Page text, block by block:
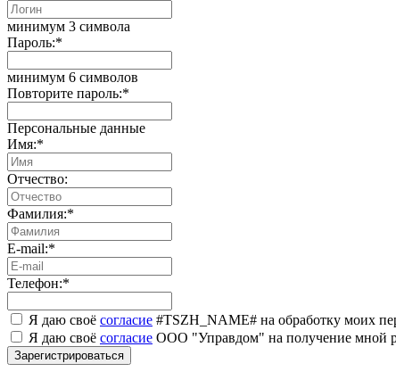
минимум 3 символа
Пароль:*
минимум 6 символов
Повторите пароль:*
Персональные данные
Имя:*
Отчество:
Фамилия:*
E-mail:*
Телефон:*
Я даю своё согласие #TSZH_NAME# на обработку моих
Я даю своё согласие ООО "Управдом" на получение мной